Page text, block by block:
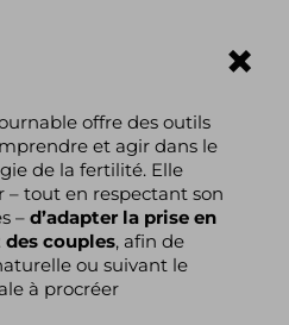
offre des outils
et agir dans le
de la fertilité. Elle
– tout en respectant son
– d’adapter la prise en
couples, afin de
ou suivant le
à procréer